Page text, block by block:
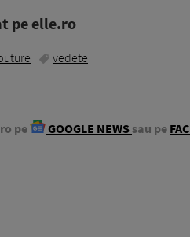
pe elle.ro
vedete
pe GOOGLE NEWS sau pe